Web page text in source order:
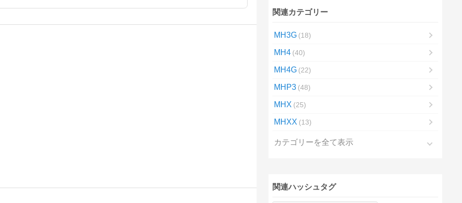
関連カテゴリー
MH3G 18
MH4 40
MH4G 22
MHP3 48
MHX 25
MHXX 13
カテゴリーを全て表示
関連ハッシュタグ